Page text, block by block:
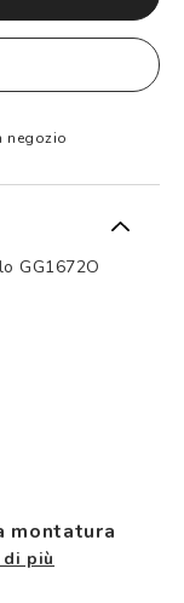
negozio
GG1672O
più